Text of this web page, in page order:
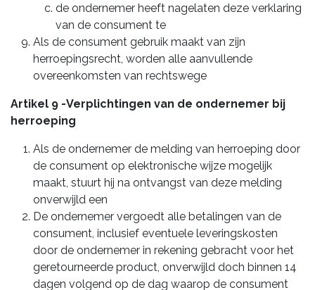
de ondernemer heeft nagelaten deze verklaring
van de consument te
Als de consument gebruik maakt van zijn
herroepingsrecht, worden alle aanvullende
overeenkomsten van rechtswege
Artikel 9 -Verplichtingen van de ondernemer bij
herroeping
Als de ondernemer de melding van herroeping door
de consument op elektronische wijze mogelijk
maakt, stuurt hij na ontvangst van deze melding
onverwijld een
De ondernemer vergoedt alle betalingen van de
consument, inclusief eventuele leveringskosten
door de ondernemer in rekening gebracht voor het
geretourneerde product, onverwijld doch binnen 14
dagen volgend op de dag waarop de consument